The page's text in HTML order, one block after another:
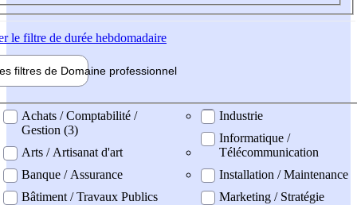
le filtre de durée hebdomadaire
filtres de Domaine professionnel
professionel
Achats / Comptabilité /
Gestion (3)
Arts / Artisanat d'art
Banque / Assurance
Bâtiment / Travaux Publics
Industrie
Informatique /
Télécommunication
Installation / Maintenance
Marketing / Stratégie